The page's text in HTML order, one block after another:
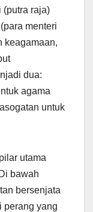
(putra raja)
menteri
keagamaan,
dua:
agama
untuk
utama
bawah
bersenjata
perang yang